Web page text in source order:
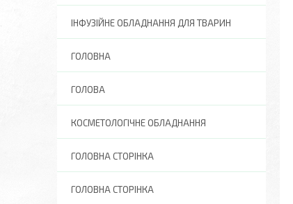
ІНФУЗІЙНЕ ОБЛАДНАННЯ ДЛЯ ТВАРИН
ГОЛОВНА
ГОЛОВА
КОСМЕТОЛОГІЧНЕ ОБЛАДНАННЯ
ГОЛОВНА СТОРІНКА
ГОЛОВНА СТОРІНКА